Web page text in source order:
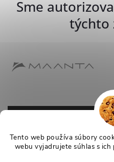
Tento web používa súbory
webu vyjadrujete súhlas s
Sme
týchto